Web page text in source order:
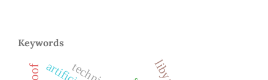
Keywords